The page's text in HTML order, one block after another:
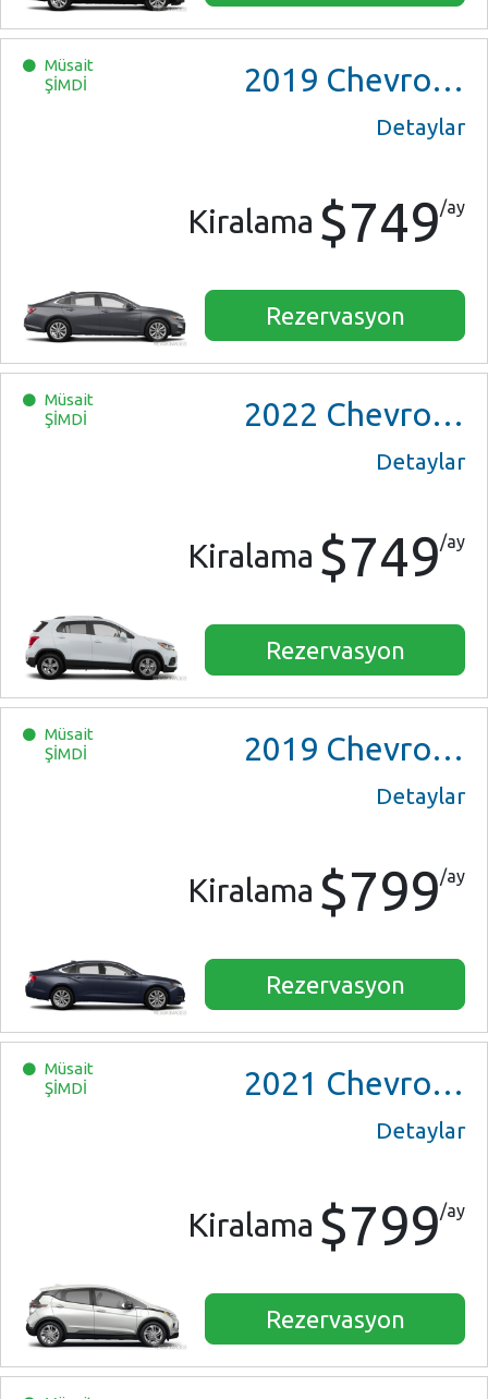
Müsait
ŞİMDİ
2019 Chevrolet Malibu
Detaylar
Kiralama $749/ay
Rezervasyon
Müsait
ŞİMDİ
2022 Chevrolet Trax LS
Detaylar
Kiralama $749/ay
Rezervasyon
Müsait
ŞİMDİ
2019 Chevrolet Impala
Detaylar
Kiralama $799/ay
Rezervasyon
Müsait
ŞİMDİ
2021 Chevrolet Bolt EV
Detaylar
Kiralama $799/ay
Rezervasyon